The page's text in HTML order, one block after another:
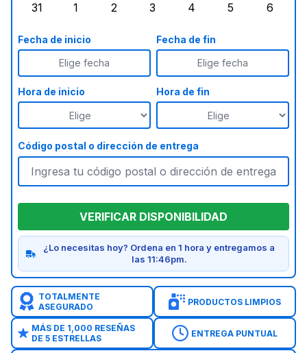
31
1
2
3
4
5
6
Fecha de inicio
Elige fecha
Fecha de fin
Elige fecha
Hora de inicio Hora de fin
Código postal o dirección de entrega
VERIFICAR DISPONIBILIDAD
¿Lo necesitas hoy? Ordena en 1 hora y entregamos a
las 11:46pm.
TOTALMENTE
ASEGURADO
PRODUCTOS LIMPIOS
MÁS DE 1,000 RESEÑAS
DE 5 ESTRELLAS
ENTREGA PUNTUAL